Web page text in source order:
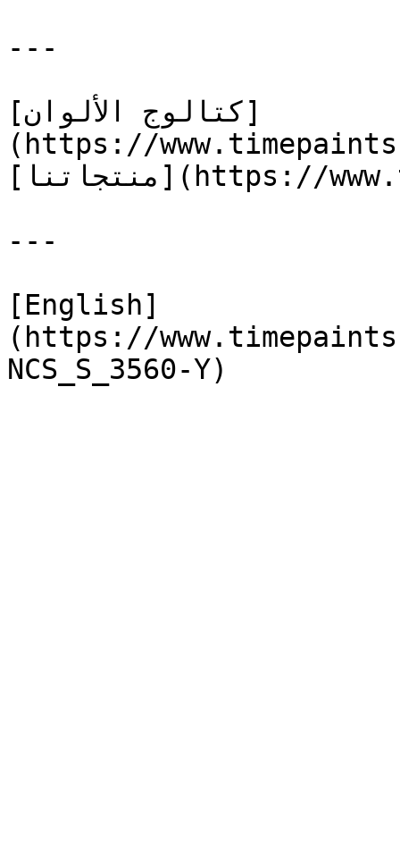
---
[كتالوج الألوان]
(https://
[منتجاتنا](https://www.timepaints.com/ar/products)
---
[English]
(https://
NCS_S_3560-Y)